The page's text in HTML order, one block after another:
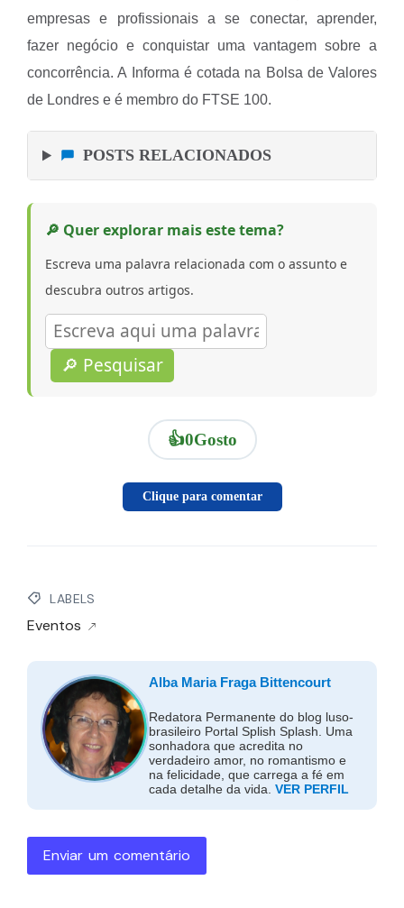
empresas e profissionais a se conectar, aprender,
fazer negócio e conquistar uma vantagem sobre a
concorrência. A Informa é cotada na Bolsa de Valores
de Londres e é membro do FTSE 100.
POSTS RELACIONADOS
🔎 Quer explorar mais este tema?
Escreva uma palavra relacionada com o assunto e
descubra outros artigos.
🔎 Pesquisar
👍0Gosto
Clique para comentar
LABELS
Eventos
Alba Maria Fraga Bittencourt
Redatora Permanente do blog luso-
brasileiro Portal Splish Splash. Uma
sonhadora que acredita no
verdadeiro amor, no romantismo e
na felicidade, que carrega a fé em
cada detalhe da vida. VER PERFIL
Enviar um comentário